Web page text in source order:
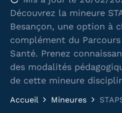
Découvrez la mineure
Besançon, une option à
complément du Parcours
Santé. Prenez
des modalités
de cette mineure
Accueil Mineures